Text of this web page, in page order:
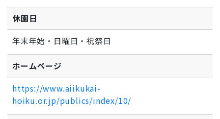
休園日
年末年始・日曜日・祝祭日
ホームページ
https://www.aiikukai-
hoiku.or.jp/publics/index/10/